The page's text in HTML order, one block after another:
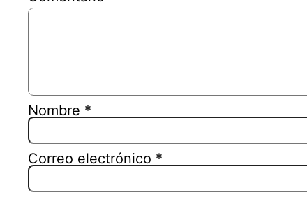
Nombre *
Correo electrónico *